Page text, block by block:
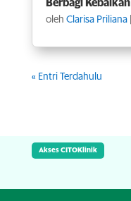
Berbagi Kebaikan
oleh Clarisa Priliana|
« Entri Terdahulu
Akses CITOKlinik